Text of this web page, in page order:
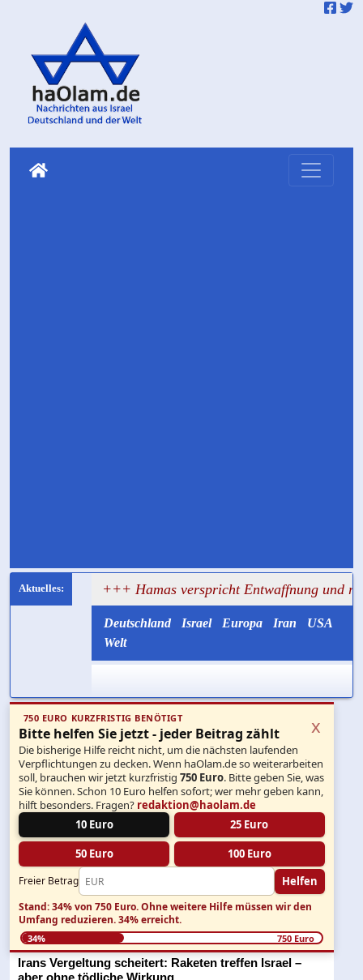
+++ Hamas verspricht Entwaffnung und ruft zugleich
Deutschland Israel Europa Iran
USA
Welt
750 EURO KURZFRISTIG BENÖTIGT
Bitte helfen Sie jetzt - jeder Beitrag zählt
Die bisherige Hilfe reicht nicht, um die nächsten laufenden
Verpflichtungen zu decken. Wenn haOlam.de so weiterarbeiten
soll, brauchen wir jetzt kurzfristig750 Euro. Bitte geben Sie, was
Sie können. Schon 10 Euro helfen sofort; wer mehr geben kann,
hilft besonders. Fragen? redaktion@haolam.de
10 Euro
25 Euro
50 Euro 100 Euro
Freier Betrag Helfen
x
Stand: 34% von 750 Euro.Ohne weitere Hilfe müssen wir den
Umfang reduzieren.34% erreicht.
34% 750 Euro
Irans Vergeltung scheitert: Raketen treffen Israel –
aber ohne tödliche Wirkung